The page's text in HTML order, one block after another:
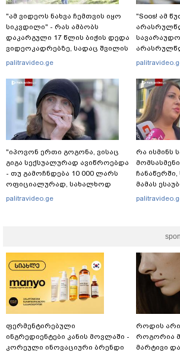
"ამ ვიდეოს ნახვა ჩემთვის იყო
სიკვდილი" - რას ამბობს
დაკარგული 17 წლის ბიჭის დედა
ვიდეოკადრებზე, სადაც შვილის
განწირული ვედრების ხმა
palitravideo.ge
"იპოვონ ერთი გოგონა, ვისაც
გიგა სექსუალურად ავიწროებდა
- თუ გამოჩნდება 10 000 ლარს
ოფიციალურად, სახალხოდ
გადავცემ" - ეკა კუპატაძე
palitravideo.ge
"Soos! ამ
რა
რა ისმინს
ჩანაწერში,
მამას
ფერმენტირებული
ინგრედიენტები კანის მოვლაში -
კორეული ინოვაციური ბრენდი
როდის
როგორია
მარტივი